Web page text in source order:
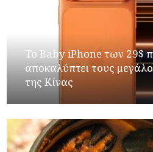
Το Baby iPhone των 29$
αποκαλύπτει τους
της Κίνας